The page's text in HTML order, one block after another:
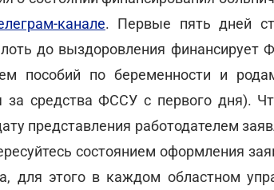
канале. Первые пять дней
до выздоровления финансирует
пособий по беременности и
средства ФССУ с первого дня).
представления работодателем
состоянием оформления
для этого в каждом областном